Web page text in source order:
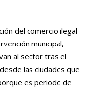
del comercio ilegal
municipal,
al sector tras el
las ciudades que
es periodo de